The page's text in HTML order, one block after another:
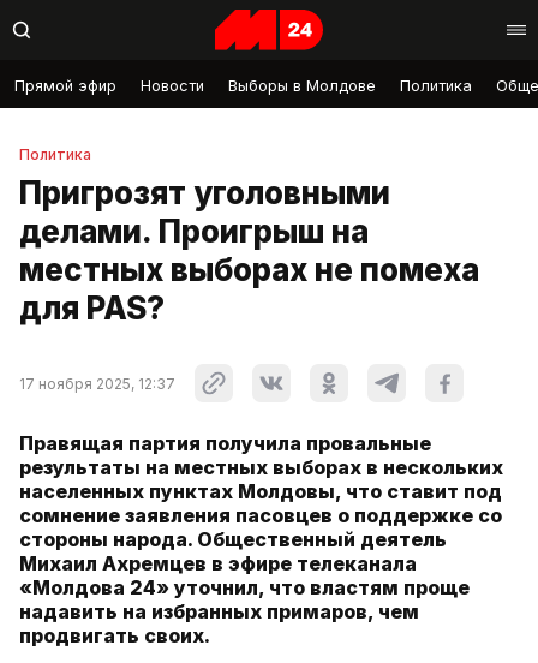
Прямой эфир Новости Выборы в Молдове Политика
Политика
Пригрозят уголовными
делами. Проигрыш на
местных выборах не помеха
для PAS?
17 ноября 2025, 12:37
Правящая партия получила провальные
результаты на местных выборах в нескольких
населенных пунктах Молдовы, что ставит под
сомнение заявления пасовцев о поддержке со
стороны народа. Общественный деятель
Михаил Ахремцев в эфире телеканала
«Молдова 24» уточнил, что властям проще
надавить на избранных примаров, чем
продвигать своих.